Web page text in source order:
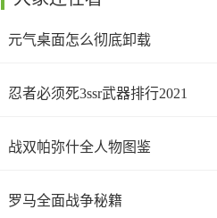
元气桌面怎么彻底卸载
忍者必须死3ssr武器排行2021
战双帕弥什全人物图鉴
罗马全面战争秘籍